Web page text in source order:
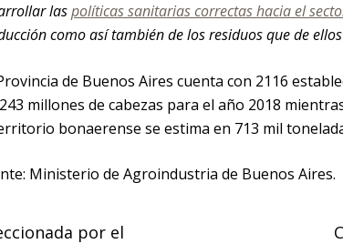
laspolíticas sanitarias correctas hacia el
como así también de los residuos que de
de Buenos Aires cuenta con 2116
millones de cabezas para el año 2018
bonaerense se estima en 713 mil
Ministerio de Agroindustria de Buenos Aires.
por el